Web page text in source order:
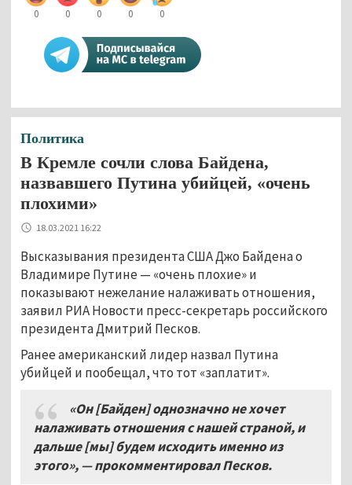
0 0 0 0 0
Политика
В Кремле сочли слова Байдена,
назвавшего Путина убийцей, «очень
плохими»
18.03.2021 16:22
Высказывания президента США Джо Байдена о
Владимире Путине — «очень плохие» и
показывают нежелание налаживать отношения,
заявил РИА Новости пресс-секретарь российского
президента Дмитрий Песков.
Ранее американский лидер назвал Путина
убийцей и пообещал, что тот «заплатит».
«Он [Байден] однозначно не хочет
налаживать отношения с нашей страной, и
дальше [мы] будем исходить именно из
этого», — прокомментировал Песков.